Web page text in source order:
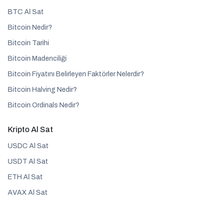
BTC Al Sat
Bitcoin Nedir?
Bitcoin Tarihi
Bitcoin Madenciliği
Bitcoin Fiyatını Belirleyen Faktörler Nelerdir?
Bitcoin Halving Nedir?
Bitcoin Ordinals Nedir?
Kripto Al Sat
USDC Al Sat
USDT Al Sat
ETH Al Sat
AVAX Al Sat